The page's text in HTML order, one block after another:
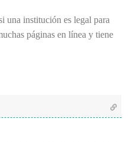
una institución es legal para
páginas en línea y tiene